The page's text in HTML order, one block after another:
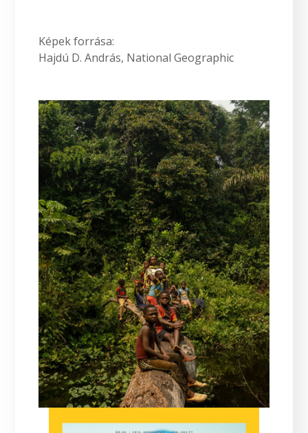
Képek forrása:
Hajdú D. András, National Geographic